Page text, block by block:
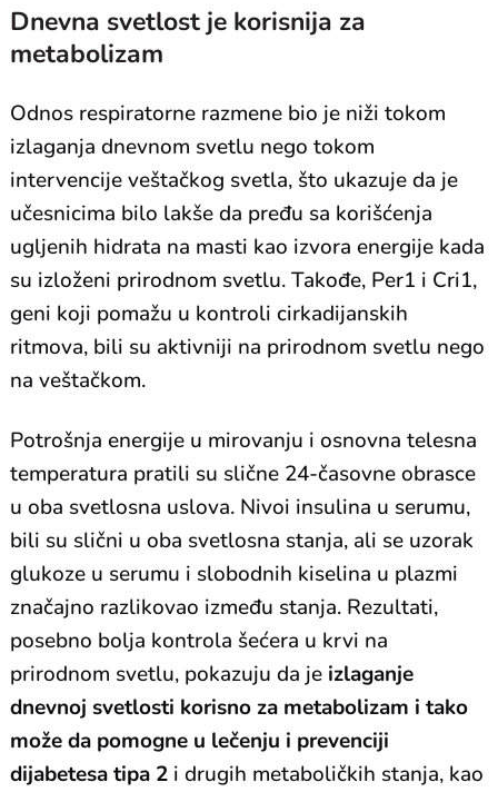
Dnevna svetlost je korisnija za
metabolizam
Odnos respiratorne razmene bio je niži tokom
izlaganja dnevnom svetlu nego tokom
intervencije veštačkog svetla, što ukazuje da je
učesnicima bilo lakše da pređu sa korišćenja
ugljenih hidrata na masti kao izvora energije kada
su izloženi prirodnom svetlu. Takođe, Per1 i Cri1,
geni koji pomažu u kontroli cirkadijanskih
ritmova, bili su aktivniji na prirodnom svetlu nego
na veštačkom.
Potrošnja energije u mirovanju i osnovna telesna
temperatura pratili su slične 24-časovne obrasce
u oba svetlosna uslova. Nivoi insulina u serumu,
bili su slični u oba svetlosna stanja, ali se uzorak
glukoze u serumu i slobodnih kiselina u plazmi
značajno razlikovao između stanja. Rezultati,
posebno bolja kontrola šećera u krvi na
prirodnom svetlu, pokazuju da je izlaganje
dnevnoj svetlosti korisno za metabolizam i tako
može da pomogne u lečenju i prevenciji
dijabetesa tipa 2 i drugih metaboličkih stanja, kao